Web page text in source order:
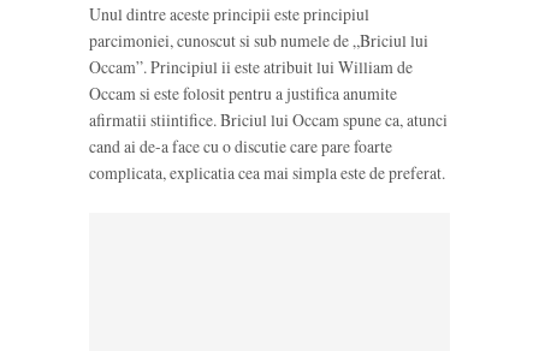
Unul dintre aceste principii este principiul
parcimoniei, cunoscut si sub numele de „Briciul lui
Occam”. Principiul ii este atribuit lui William de
Occam si este folosit pentru a justifica anumite
afirmatii stiintifice. Briciul lui Occam spune ca, atunci
cand ai de-a face cu o discutie care pare foarte
complicata, explicatia cea mai simpla este de preferat.